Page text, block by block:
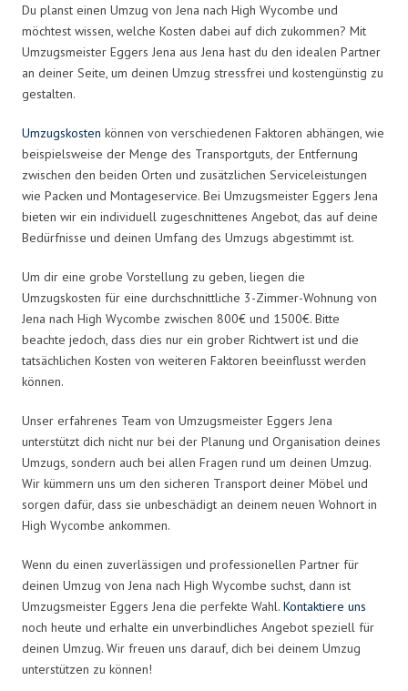
Du planst einen Umzug von Jena nach High Wycombe und
möchtest wissen, welche Kosten dabei auf dich zukommen? Mit
Umzugsmeister Eggers Jena aus Jena hast du den idealen Partner
an deiner Seite, um deinen Umzug stressfrei und kostengünstig zu
gestalten.
Umzugskosten können von verschiedenen Faktoren abhängen, wie
beispielsweise der Menge des Transportguts, der Entfernung
zwischen den beiden Orten und zusätzlichen Serviceleistungen
wie Packen und Montageservice. Bei Umzugsmeister Eggers Jena
bieten wir ein individuell zugeschnittenes Angebot, das auf deine
Bedürfnisse und deinen Umfang des Umzugs abgestimmt ist.
Um dir eine grobe Vorstellung zu geben, liegen die
Umzugskosten für eine durchschnittliche 3-Zimmer-Wohnung von
Jena nach High Wycombe zwischen 800€ und 1500€. Bitte
beachte jedoch, dass dies nur ein grober Richtwert ist und die
tatsächlichen Kosten von weiteren Faktoren beeinflusst werden
können.
Unser erfahrenes Team von Umzugsmeister Eggers Jena
unterstützt dich nicht nur bei der Planung und Organisation deines
Umzugs, sondern auch bei allen Fragen rund um deinen Umzug.
Wir kümmern uns um den sicheren Transport deiner Möbel und
sorgen dafür, dass sie unbeschädigt an deinem neuen Wohnort in
High Wycombe ankommen.
Wenn du einen zuverlässigen und professionellen Partner für
deinen Umzug von Jena nach High Wycombe suchst, dann ist
Umzugsmeister Eggers Jena die perfekte Wahl. Kontaktiere uns
noch heute und erhalte ein unverbindliches Angebot speziell für
deinen Umzug. Wir freuen uns darauf, dich bei deinem Umzug
unterstützen zu können!